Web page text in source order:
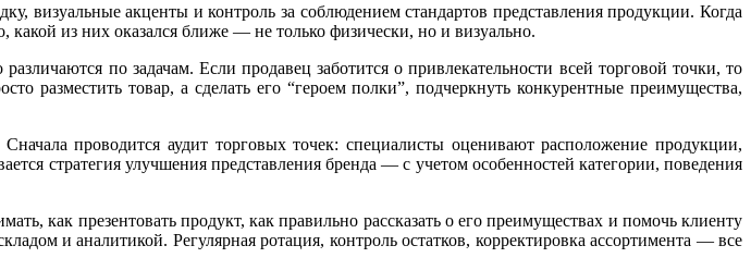
визуальные акценты и контроль за соблюдением стандартов представления продукции. Когда
из них оказался ближе — не только физически, но и визуально.
по задачам. Если продавец заботится о привлекательности всей торговой точки, то
товар, а сделать его “героем полки”, подчеркнуть конкурентные преимущества,
проводится аудит торговых точек: специалисты оценивают расположение продукции,
стратегия улучшения представления бренда — с учетом особенностей категории, поведения
как презентовать продукт, как правильно рассказать о его преимуществах и помочь клиенту
и аналитикой. Регулярная ротация, контроль остатков, корректировка ассортимента — все